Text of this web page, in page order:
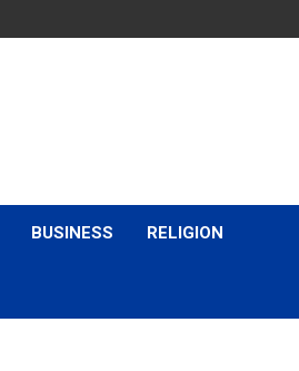
BUSINESS RELIGION